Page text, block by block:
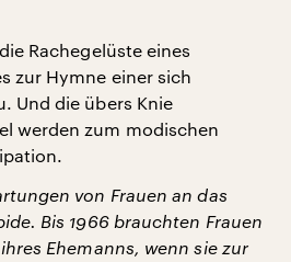
Rachegelüste eines
zur Hymne einer sich
Und die übers Knie
werden zum modischen
von Frauen an das
Bis 1966 brauchten Frauen
Ehemanns, wenn sie zur